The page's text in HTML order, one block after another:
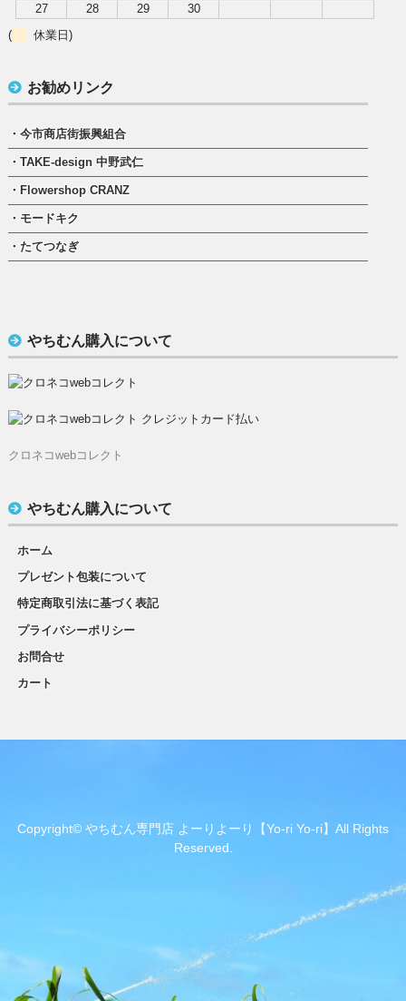
27
28 29
30
(
休業日)
お勧めリンク
・今市商店街振興組合
・TAKE-design 中野武仁
・Flowershop CRANZ
・モードキク
・たてつなぎ
やちむん購入について
クロネコwebコレクト
やちむん購入について
ホーム
プレゼント包装について
特定商取引法に基づく表記
プライバシーポリシー
お問合せ
カート
Copyright© やちむん専門店 よーりよーり【Yo-ri Yo-ri】All Rights
Reserved.